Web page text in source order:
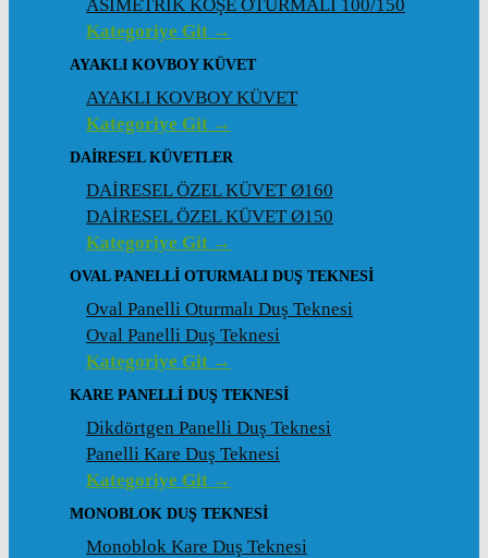
ASİMETRİK KÖŞE OTURMALI 100/150
Kategoriye Git →
AYAKLI KOVBOY KÜVET
AYAKLI KOVBOY KÜVET
Kategoriye Git →
DAIRESEL KÜVETLER
DAİRESEL ÖZEL KÜVET Ø160
DAİRESEL ÖZEL KÜVET Ø150
Kategoriye Git →
OVAL PANELLI OTURMALI DUŞ TEKNESI
Oval Panelli Oturmalı Duş Teknesi
Oval Panelli Duş Teknesi
Kategoriye Git →
KARE PANELLI DUŞ TEKNESI
Dikdörtgen Panelli Duş Teknesi
Panelli Kare Duş Teknesi
Kategoriye Git →
MONOBLOK DUŞ TEKNESI
Monoblok Kare Duş Teknesi